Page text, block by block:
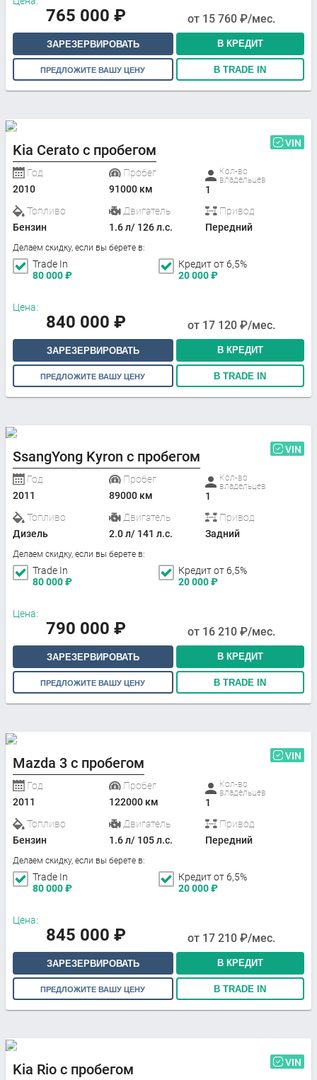
765 000 ₽ от 15 760 ₽/мес.
ЗАРЕЗЕРВИРОВАТЬ В КРЕДИТ
ПРЕДЛОЖИТЕ ВАШУ ЦЕНУ В TRADE IN
Kia Cerato с пробегом VIN
Год
2010
Пробег
91000 км
Кол-во
владельцев
1
Топливо
Бензин
Двигатель
1.6 л/ 126 л.с.
Привод
Передний
Делаем скидку, если вы берете в:
Trade In
80 000₽
Кредит от 6,5%
20 000₽
Цена:
840 000 ₽ от 17 120 ₽/мес.
ЗАРЕЗЕРВИРОВАТЬ В КРЕДИТ
ПРЕДЛОЖИТЕ ВАШУ ЦЕНУ В TRADE IN
SsangYong Kyron с пробегом VIN
Год
2011
Пробег
89000 км
Кол-во
владельцев
1
Топливо
Дизель
Двигатель
2.0 л/ 141 л.с.
Привод
Задний
Делаем скидку, если вы берете в:
Trade In
80 000₽
Кредит от 6,5%
20 000₽
Цена:
790 000 ₽ от 16 210 ₽/мес.
ЗАРЕЗЕРВИРОВАТЬ В КРЕДИТ
ПРЕДЛОЖИТЕ ВАШУ ЦЕНУ В TRADE IN
Mazda 3 с пробегом VIN
Год
2011
Пробег
122000 км
Кол-во
владельцев
1
Топливо
Бензин
Двигатель
1.6 л/ 105 л.с.
Привод
Передний
Делаем скидку, если вы берете в:
Trade In
80 000₽
Кредит от 6,5%
20 000₽
Цена:
845 000 ₽ от 17 210 ₽/мес.
ЗАРЕЗЕРВИРОВАТЬ В КРЕДИТ
ПРЕДЛОЖИТЕ ВАШУ ЦЕНУ В TRADE IN
Kia Rio с пробегом VIN